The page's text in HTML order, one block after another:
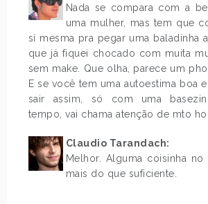
Nada se compara com a
uma mulher, mas tem que
sí mesma pra pegar uma baladinha
que já fiquei chocado com muita
sem make. Que olha, parece um
E se você tem uma autoestima boa
sair assim, só com uma
tempo, vai chama atenção de mto
Claudio Tarandach:
Melhor. Alguma coisinha
mais do que suficiente.